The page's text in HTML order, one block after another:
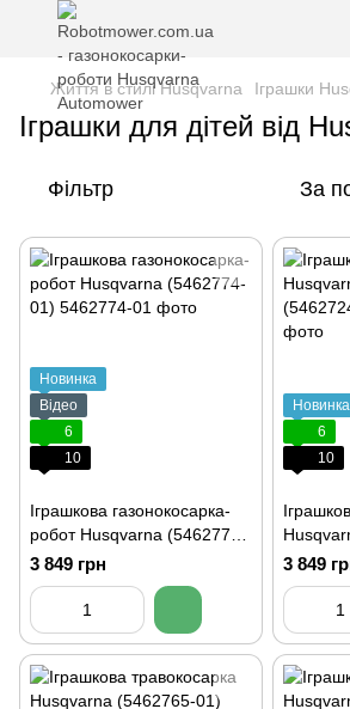
Життя в стилі Husqvarna Іграшки
Іграшки для дітей від
Фільтр За
Новинка
Відео
6
10
Іграшкова газонокосарка-
робот Husqvarna (5462774-
01)
3 849 грн
Новинка
6
10
3 849